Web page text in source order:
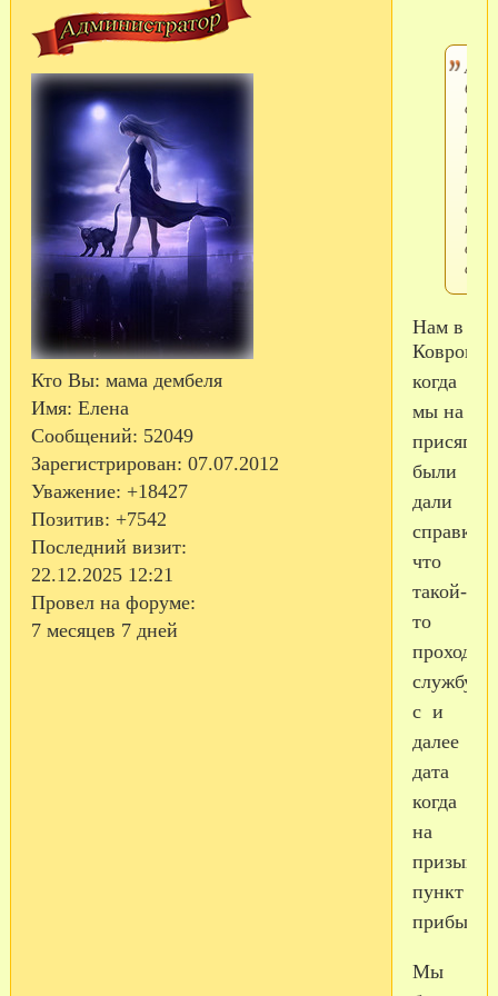
Кто Вы: мама дембеля
Имя: Елена
Сообщений: 52049
Зарегистрирован: 07.07.2012
Уважение: +18427
Позитив: +7542
Последний визит:
22.12.2025 12:21
Провел на форуме:
7 месяцев 7 дней
А где
на
пока
сын
в
Нам в
Коврове
когда
мы на
присяге
были
дали
справку
что
такой-
то
проходит
службу
с и
далее
дата
когда
на
пункт
прибыл.
Мы